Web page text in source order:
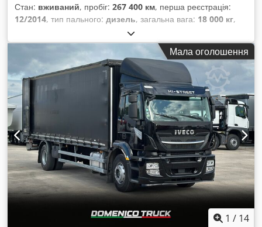
Стан: вживаний, пробіг: 267 400 км, перша реєстрація:
12/2014, тип пального: дизель, загальна вага: 18 000 кг,
, колір:
автоматичний, клас викидів:Євро 6, загальна ширина:
, загальна висота: 2 500 мм
, довжина вантажного
відсіку: 7 980 мм, ширина вантажного відсіку: 2 480 мм
висота вантажного відсіку:
2 300 мм, Рік виготовлення:
2014
, Обладнання: ABS, задній підйомник, кондиціонер,
Мала оголошення
1 / 14